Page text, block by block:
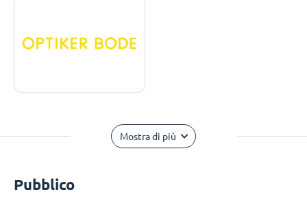
Mostra di più
Pubblico